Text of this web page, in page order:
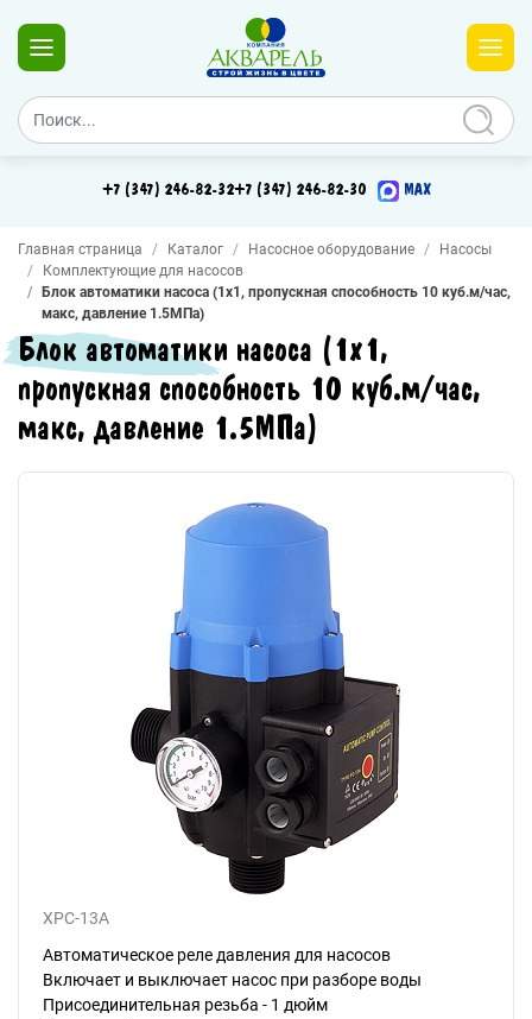
+7 (347) 246-82-32+7 (347) 246-82-30 MAX
Главная страница Каталог Насосное оборудование
Насосы
Комплектующие для насосов
Блок автоматики насоса (1х1, пропускная способность 10 куб.м/час,
макс, давление 1.5МПа)
Блок автоматики насоса (1х1,
пропускная способность 10 куб.м/час,
макс, давление 1.5МПа)
XPC-13A
Автоматическое реле давления для насосов
Включает и выключает насос при разборе воды
Присоединительная резьба - 1 дюйм